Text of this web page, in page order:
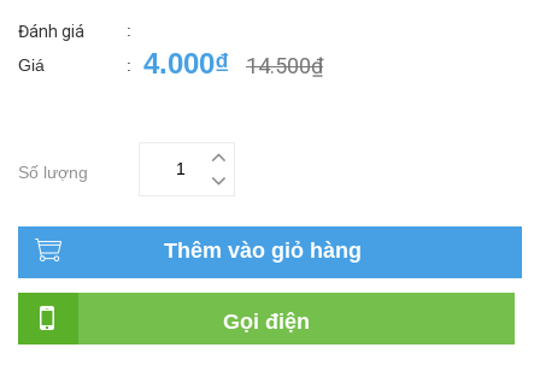
Đánh giá
:
Giá
: 4.000₫ 14.500₫
Số lượng
Thêm vào giỏ hàng
Gọi điện